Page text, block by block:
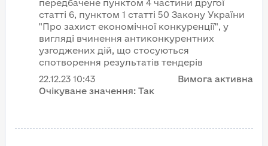
передбачене пунктом 4 частини другої
статті 6, пунктом 1 статті 50 Закону України
"Про захист економічної конкуренції", у
вигляді вчинення антиконкурентних
узгоджених дій, що стосуються
спотворення результатів тендерів
22.12.23 10:43
Вимога активна
Очікуване значення: Так